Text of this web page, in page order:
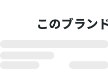
このブラン